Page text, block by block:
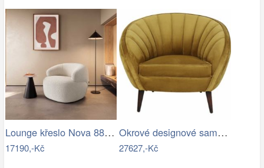
Lounge křeslo Nova 88x88 cm bouclé…
17190,-Kč
Okrové designové sametové křeslo Almond…
27627,-Kč